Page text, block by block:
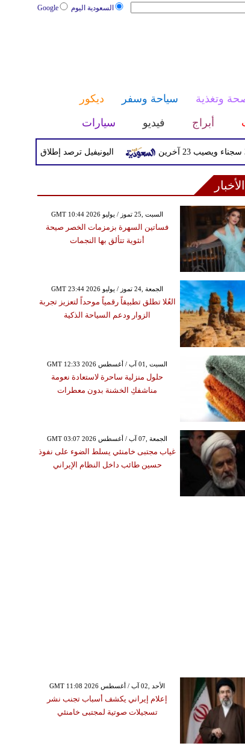
السعودية اليوم Google
وتغذية سياحة وسفر
ديكور
أبراج فيديو سيارات
اليونيفيل ترصد إطلاق 113 مقذوفا إسرائيليا على لبنان خلال يوم واحد
GMT 10:44 2026 السبت ,25 تموز / يوليو
فساتين السهرة بزمزمات الخصر صيحة
أنثوية تتألق بها النجمات
GMT 23:44 2026 الجمعة ,24 تموز / يوليو
العُلا تطلق تطبيقاً رقمياً موحداً لتعزيز تجربة
الزوار ودعم السياحة الذكية
GMT 12:33 2026 السبت ,01 آب / أغسطس
حلول منزلية ساحرة لاستعادة نعومة
مناشفكِ الخشنة بدون معطرات
GMT 03:07 2026 الجمعة ,07 آب / أغسطس
غياب مجتبى خامنئي يسلط الضوء على نفوذ
حسين طائب داخل النظام الإيراني
GMT 11:08 2026 الأحد ,02 آب / أغسطس
إعلام إيراني يكشف أسباب تجنب نشر
تسجيلات صوتية لمجتبى خامنئي